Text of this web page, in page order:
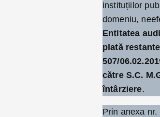
instituțiilor
domeniu,
Entitatea
plată
507/
către S.C.
întârziere.
Prin anexa